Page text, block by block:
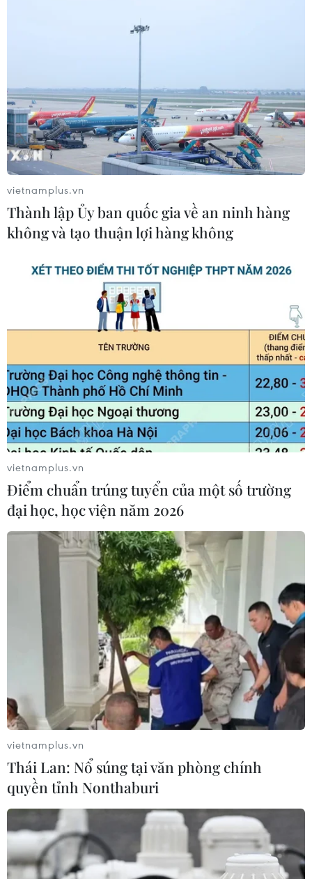
Malaysia tiếp tục hoãn xét xử cựu Thủ
tướng Najib Razak
Phiên tòa xét xử cựu Thủ tướng Malaysia Najib Razak
với các cáo buộc tham nhũng và rửa tiền tiếp tục bị
hoãn do lệnh hạn chế di chuyển của chính phủ vì dịch
COVID-19.
vietnamplus.vn
Thành lập Ủy ban quốc gia về an ninh hàng
không và tạo thuận lợi hàng không
vietnamplus.vn
Điểm chuẩn trúng tuyển của một số trường
đại học, học viện năm 2026
vietnamplus.vn
Thái Lan: Nổ súng tại văn phòng chính
quyền tỉnh Nonthaburi